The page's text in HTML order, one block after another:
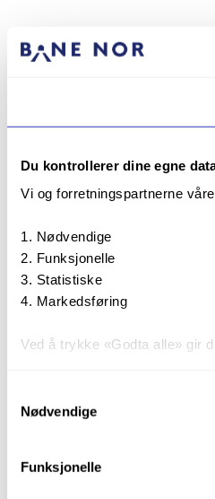
Du kontrollerer dine egne
Vi og forretningspartnerne
Nødvendige
Funksjonelle
Statistiske
Markedsføring
Ved å trykke «Godta alle» gir
Nødvendige
Funksjonelle